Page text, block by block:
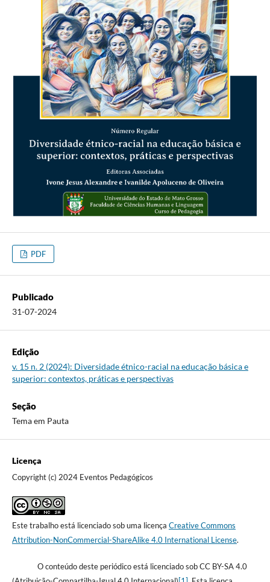
PDF
Publicado
31-07-2024
Edição
v. 15 n. 2 (2024): Diversidade étnico-racial na educação básica e
superior: contextos, práticas e perspectivas
Seção
Tema em Pauta
Licença
Copyright (c) 2024 Eventos Pedagógicos
Este trabalho está licenciado sob uma licença Creative Commons
Attribution-NonCommercial-ShareAlike 4.0 International License.
O conteúdo deste periódico está licenciado sob CC BY-SA 4.0